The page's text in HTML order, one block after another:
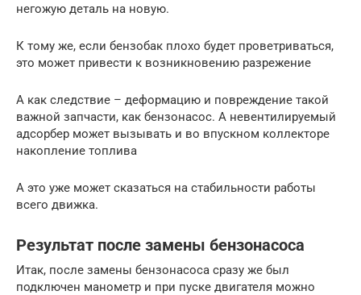
негожую деталь на новую.
К тому же, если бензобак плохо будет проветриваться,
это может привести к возникновению разрежение
А как следствие – деформацию и повреждение такой
важной запчасти, как бензонасос. А невентилируемый
адсорбер может вызывать и во впускном коллекторе
накопление топлива
А это уже может сказаться на стабильности работы
всего движка.
Результат после замены бензонасоса
Итак, после замены бензонасоса сразу же был
подключен манометр и при пуске двигателя можно